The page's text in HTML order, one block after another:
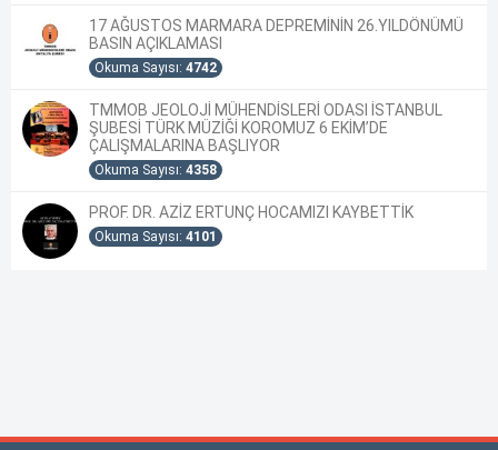
17 AĞUSTOS MARMARA DEPREMİNİN 26.YILDÖNÜMÜ
BASIN AÇIKLAMASI
Okuma Sayısı: 4742
TMMOB JEOLOJİ MÜHENDİSLERİ ODASI İSTANBUL
ŞUBESİ TÜRK MÜZİĞİ KOROMUZ 6 EKİM’DE
ÇALIŞMALARINA BAŞLIYOR
Okuma Sayısı: 4358
PROF. DR. AZİZ ERTUNÇ HOCAMIZI KAYBETTİK
Okuma Sayısı: 4101